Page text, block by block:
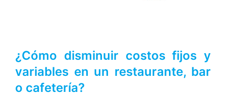
¿Cómo disminuir costos fijos y
variables en un restaurante, bar
o cafetería?